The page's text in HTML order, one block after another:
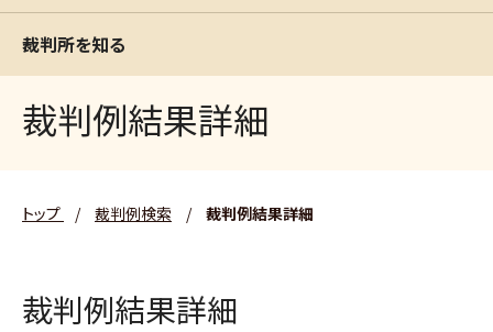
裁判所を知る
裁判例結果詳細
トップ / 裁判例検索 / 裁判例結果詳細
裁判例結果詳細